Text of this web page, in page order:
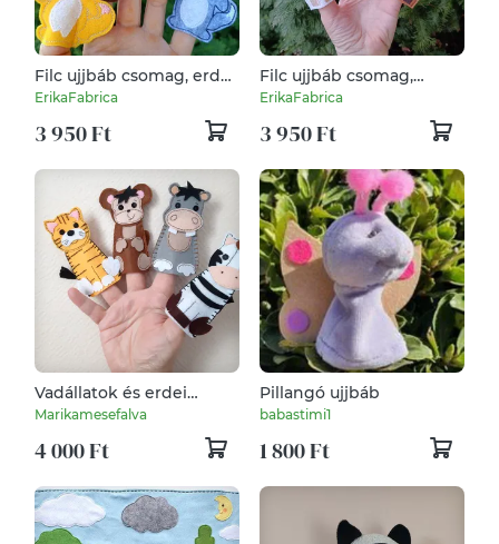
Filc ujjbáb csomag, erdei
állatok
ErikaFabrica
3 950 Ft
Filc ujjbáb csomag,
háziállatok
ErikaFabrica
3 950 Ft
Vadállatok és erdei
állatok ujjbábok
Marikamesefalva
4 000 Ft
Pillangó ujjbáb
babastimi1
1 800 Ft